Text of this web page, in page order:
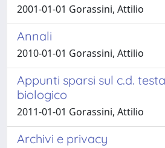
2001-01-01 Gorassini, Attilio
Annali
2010-01-01 Gorassini, Attilio
Appunti sparsi sul c.d.
biologico
2011-01-01 Gorassini, Attilio
Archivi e privacy